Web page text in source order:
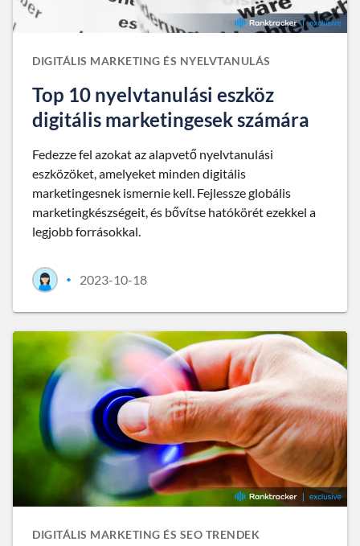
DIGITÁLIS MARKETING ÉS NYELVTANULÁS
Top 10 nyelvtanulási eszköz
digitális marketingesek számára
Fedezze fel azokat az alapvető nyelvtanulási
eszközöket, amelyeket minden digitális
marketingesnek ismernie kell. Fejlessze globális
marketingkészségeit, és bővítse hatókörét ezekkel a
legjobb forrásokkal.
• 2023-10-18
DIGITÁLIS MARKETING ÉS SEO TRENDEK